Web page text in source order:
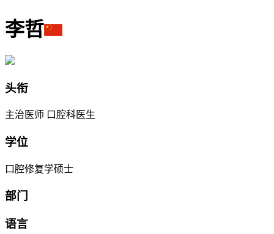
李哲
头衔
主治医师 口腔科医生
学位
口腔修复学硕士
部门
语言